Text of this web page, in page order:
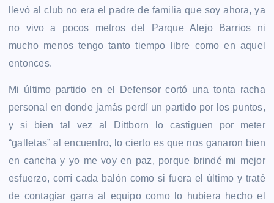
llevó al club no era el padre de familia que soy ahora, ya
no vivo a pocos metros del Parque Alejo Barrios ni
mucho menos tengo tanto tiempo libre como en aquel
entonces.
Mi último partido en el Defensor cortó una tonta racha
personal en donde jamás perdí un partido por los puntos,
y si bien tal vez al Dittborn lo castiguen por meter
“galletas” al encuentro, lo cierto es que nos ganaron bien
en cancha y yo me voy en paz, porque brindé mi mejor
esfuerzo, corrí cada balón como si fuera el último y traté
de contagiar garra al equipo como lo hubiera hecho el